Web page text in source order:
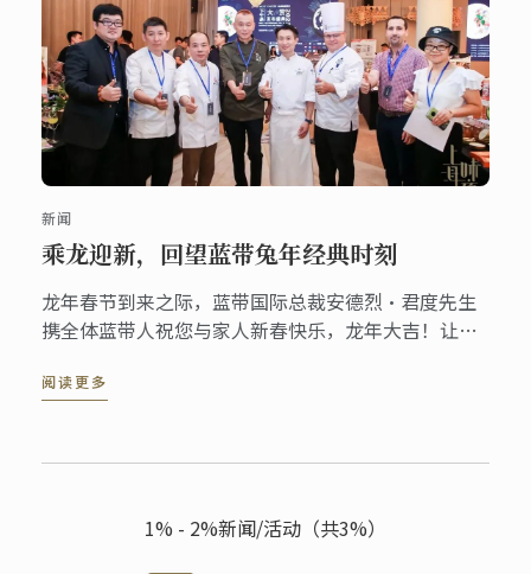
新闻
乘龙迎新，回望蓝带兔年经典时刻
龙年春节到来之际，蓝带国际总裁安德烈·君度先生
携全体蓝带人祝您与家人新春快乐，龙年大吉！让我
阅读更多
1% - 2%新闻/活动（共3%）